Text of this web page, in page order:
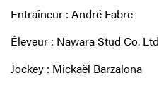
Entraîneur : André Fabre
Éleveur : Nawara Stud Co. Ltd
Jockey : Mickaël Barzalona